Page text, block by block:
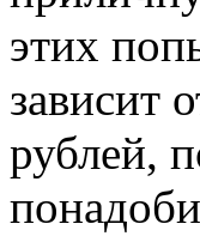
этих
зависит
рублей,